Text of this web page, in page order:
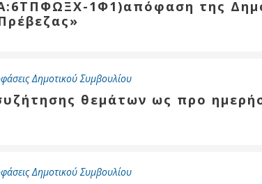
1Φ1)απόφαση της
Δημοτικού Συμβουλίου
θεμάτων ως προ
Δημοτικού Συμβουλίου